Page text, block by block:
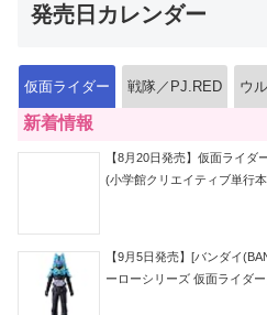
発売日カレンダー
仮面ライダー 戦隊／PJ.RED ウ
新着情報
【8月20日発売】仮面ライ
(小学館クリエイティブ単行
【9月5日発売】[バンダイ
ーローシリーズ 仮面ライダ